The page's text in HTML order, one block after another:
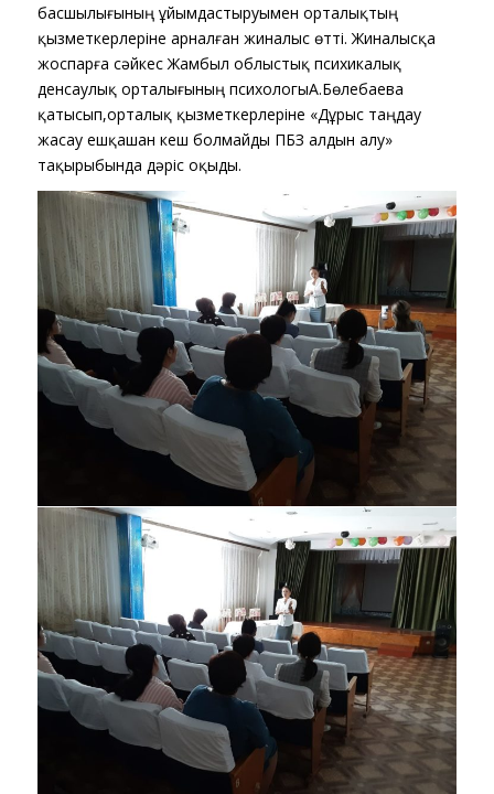
басшылығының ұйымдастыруымен орталықтың
қызметкерлеріне арналған жиналыс өтті. Жиналысқа
жоспарға сәйкес Жамбыл облыстық психикалық
денсаулық орталығының психологыА.Бөлебаева
қатысып,орталық қызметкерлеріне «Дұрыс таңдау
жасау ешқашан кеш болмайды ПБЗ алдын алу»
тақырыбында дәріс оқыды.